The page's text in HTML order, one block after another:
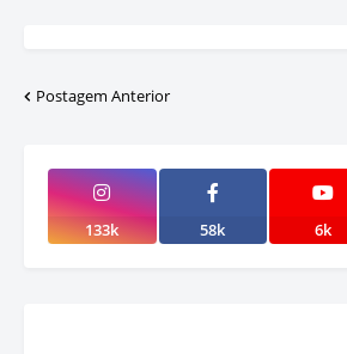
Postagem Anterior
133k 58k 6k